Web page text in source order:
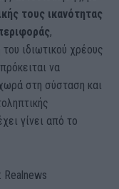
τους ικανότητας
,
ιδιωτικού χρέους
να
στη σύσταση και
γίνει από το